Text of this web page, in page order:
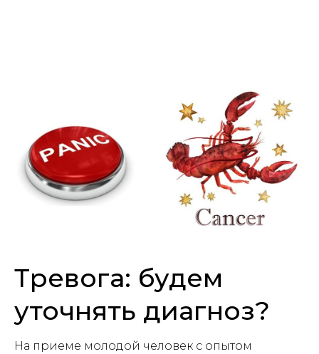
Тревога: будем
уточнять диагноз?
На приеме молодой человек с опытом